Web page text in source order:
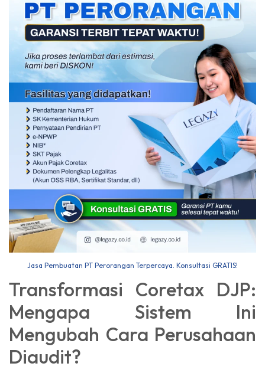
Jasa Pembuatan PT Perorangan Terpercaya. Konsultasi GRATIS!
Transformasi Coretax DJP:
Mengapa Sistem Ini
Mengubah Cara Perusahaan
Diaudit?